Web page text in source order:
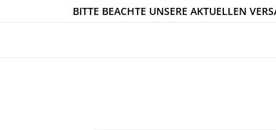
BITTE BEACHTE UNSERE AKTUELLEN